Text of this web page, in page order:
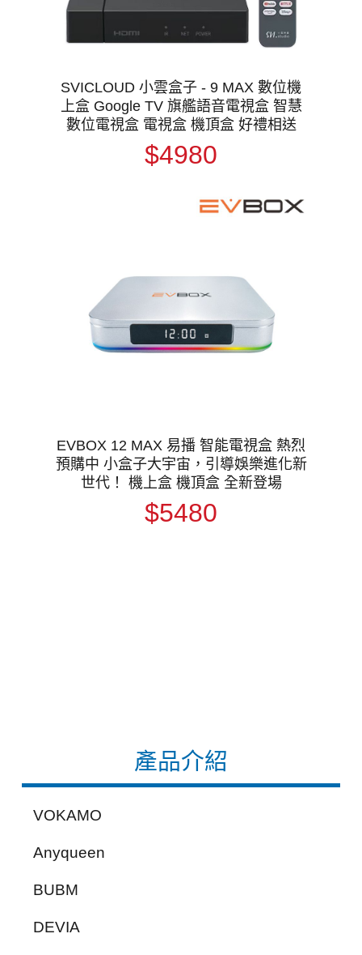
產品介紹
VOKAMO
Anyqueen
BUBM
DEVIA
SVICLOUD 小雲盒子 - 9 MAX 數位機
上盒 Google TV 旗艦語音電視盒 智慧
數位電視盒 電視盒 機頂盒 好禮相送
$4980
EVBOX 12 MAX 易播 智能電視盒 熱烈
預購中 小盒子大宇宙，引導娛樂進化新
世代！ 機上盒 機頂盒 全新登場
$5480